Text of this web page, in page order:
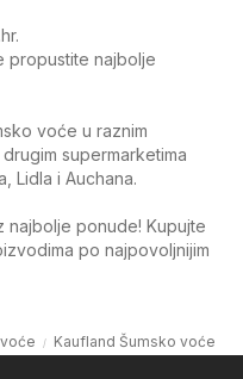
propustite najbolje
voće u raznim
supermarketima
Lidla i Auchana.
najbolje ponude! Kupujte
po najpovoljnijim
Kaufland Šumsko voće